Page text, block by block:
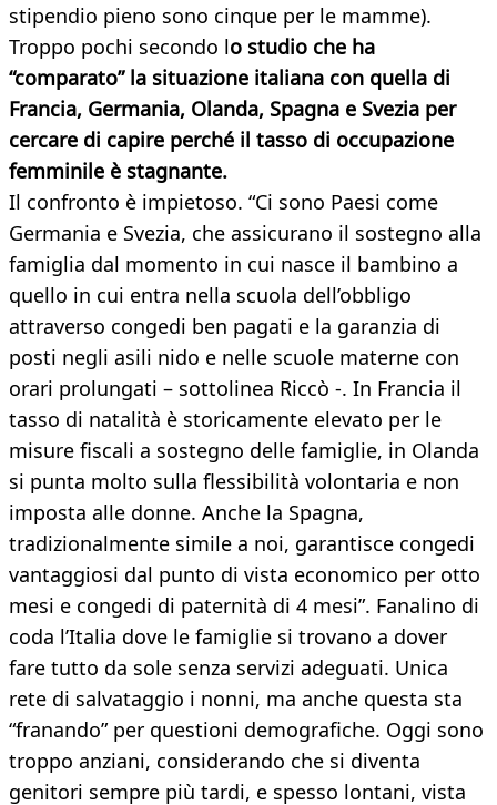
stipendio pieno sono cinque per le mamme).
Troppo pochi secondo lo studio che ha
“comparato” la situazione italiana con quella di
Francia, Germania, Olanda, Spagna e Svezia per
cercare di capire perché il tasso di occupazione
femminile è stagnante.
Il confronto è impietoso. “Ci sono Paesi come
Germania e Svezia, che assicurano il sostegno alla
famiglia dal momento in cui nasce il bambino a
quello in cui entra nella scuola dell’obbligo
attraverso congedi ben pagati e la garanzia di
posti negli asili nido e nelle scuole materne con
orari prolungati – sottolinea Riccò -. In Francia il
tasso di natalità è storicamente elevato per le
misure fiscali a sostegno delle famiglie, in Olanda
si punta molto sulla flessibilità volontaria e non
imposta alle donne. Anche la Spagna,
tradizionalmente simile a noi, garantisce congedi
vantaggiosi dal punto di vista economico per otto
mesi e congedi di paternità di 4 mesi”. Fanalino di
coda l’Italia dove le famiglie si trovano a dover
fare tutto da sole senza servizi adeguati. Unica
rete di salvataggio i nonni, ma anche questa sta
“franando” per questioni demografiche. Oggi sono
troppo anziani, considerando che si diventa
genitori sempre più tardi, e spesso lontani, vista